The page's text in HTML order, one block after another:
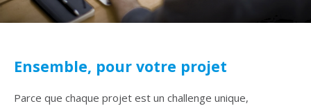
Ensemble, pour votre projet
Parce que chaque projet est un challenge unique,